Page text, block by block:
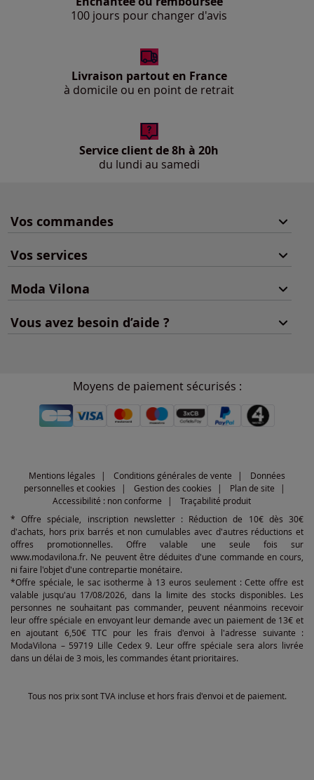
100 jours pour changer d'avis
Livraison partout en France
à domicile ou en point de retrait
Service client de 8h à 20h
du lundi au samedi
Vos commandes
Vos services
Moda Vilona
Vous avez besoin d’aide ?
Moyens de paiement sécurisés :
Mentions légales Conditions générales de vente
Données
personnelles et cookies
Gestion des cookies
Plan de site
Accessibilité : non conforme
Traçabilité produit
* Offre spéciale, inscription newsletter : Réduction de 10€ dès 30€
d'achats, hors prix barrés et non cumulables avec d'autres réductions et
offres promotionnelles. Offre valable une seule fois sur
www.modavilona.fr. Ne peuvent être déduites d'une commande en cours,
ni faire l'objet d'une contrepartie monétaire.
*Offre spéciale, le sac isotherme à 13 euros seulement : Cette offre est
valable jusqu'au 17/08/2026, dans la limite des stocks disponibles. Les
personnes ne souhaitant pas commander, peuvent néanmoins recevoir
leur offre spéciale en envoyant leur demande avec un paiement de 13€ et
en ajoutant 6,50€ TTC pour les frais d'envoi à l'adresse suivante :
ModaVilona – 59719 Lille Cedex 9. Leur offre spéciale sera alors livrée
dans un délai de 3 mois, les commandes étant prioritaires.
Tous nos prix sont TVA incluse et hors frais d'envoi et de paiement.